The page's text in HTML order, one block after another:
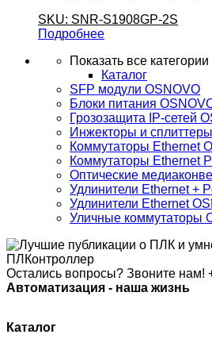
SKU: SNR-S1908GP-2S
Подробнее
Показать все категории
Каталог
SFP модули OSNOVO
Блоки питания
Грозозащита IP-сетей
Инжекторы и
Коммутаторы Ethernet
Коммутаторы Ethernet
Оптические
Удлинители Ethernet +
Удлинители Ethernet
Уличные коммутаторы
Остались вопросы? Звоните нам!
Автоматизация - наша жизнь
Каталог